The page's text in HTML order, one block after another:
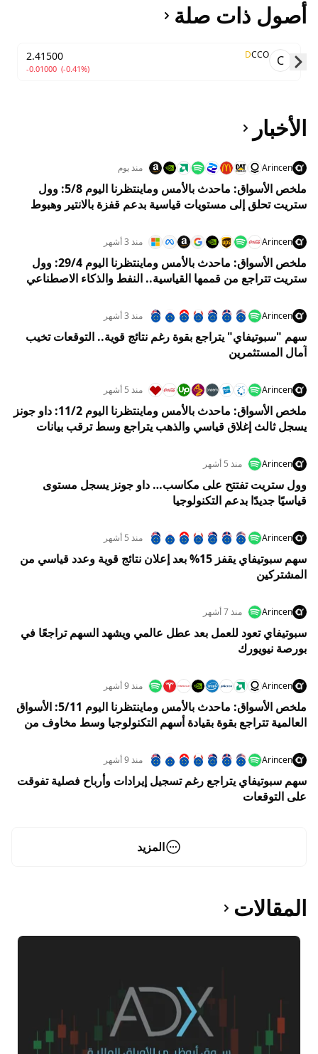
أصول ذات صلة
C
CCO
D
2.41500
-0.01000 (-0.41%)
الأخبار
Arincen منذ يوم
ملخص الأسواق: ماحدث بالأمس وماينتظرنا اليوم 5/8: وول
ستريت تحلق إلى مستويات قياسية بدعم قفزة بالانتير وهبوط
Arincen منذ 3 أشهر
ملخص الأسواق: ماحدث بالأمس وماينتظرنا اليوم 29/4: وول
ستريت تتراجع من قممها القياسية.. النفط والذكاء الاصطناعي
Arincen منذ 3 أشهر
سهم "سبوتيفاي" يتراجع بقوة رغم نتائج قوية.. التوقعات تخيب
آمال المستثمرين
Arincen منذ 5 أشهر
ملخص الأسواق: ماحدث بالأمس وماينتظرنا اليوم 11/2: داو جونز
يسجل ثالث إغلاق قياسي والذهب يتراجع وسط ترقب بيانات
Arincen منذ 5 أشهر
وول ستريت تفتتح على مكاسب… داو جونز يسجل مستوى
قياسيًا جديدًا بدعم التكنولوجيا
Arincen منذ 5 أشهر
سهم سبوتيفاي يقفز 15% بعد إعلان نتائج قوية وعدد قياسي من
المشتركين
Arincen منذ 7 أشهر
سبوتيفاي تعود للعمل بعد عطل عالمي ويشهد السهم تراجعًا في
بورصة نيويورك
Arincen منذ 9 أشهر
ملخص الأسواق: ماحدث بالأمس وماينتظرنا اليوم 5/11: الأسواق
العالمية تتراجع بقوة بقيادة أسهم التكنولوجيا وسط مخاوف من
Arincen منذ 9 أشهر
سهم سبوتيفاي يتراجع رغم تسجيل إيرادات وأرباح فصلية تفوقت
على التوقعات
المزيد
المقالات